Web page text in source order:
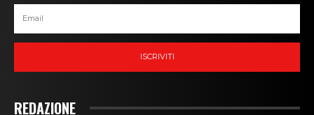
ISCRIVITI
REDAZIONE